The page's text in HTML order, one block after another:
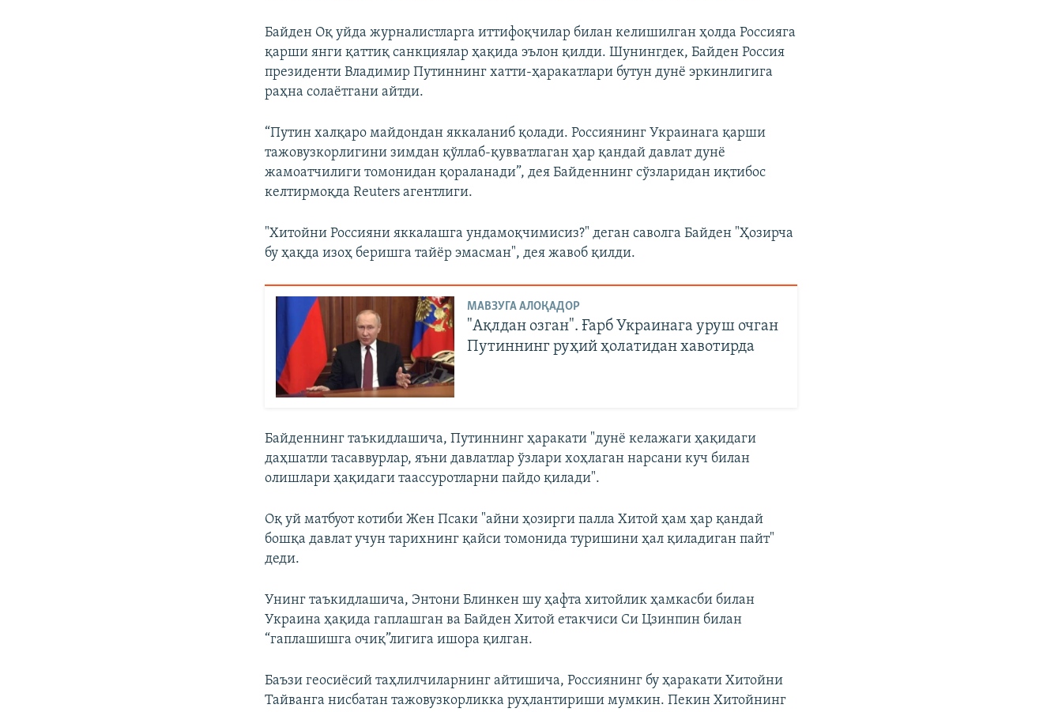
Байден Оқ уйда журналистларга иттифоқчилар билан келишилган ҳолда Россияга
қарши янги қаттиқ санкциялар ҳақида эълон қилди. Шунингдек, Байден Россия
президенти Владимир Путиннинг хатти-ҳаракатлари бутун дунё эркинлигига
раҳна солаётгани айтди.
“Путин халқаро майдондан яккаланиб қолади. Россиянинг Украинага қарши
тажовузкорлигини зимдан қўллаб-қувватлаган ҳар қандай давлат дунё
жамоатчилиги томонидан қораланади”, дея Байденнинг сўзларидан иқтибос
келтирмоқда Reuters агентлиги.
"Хитойни Россияни яккалашга ундамоқчимисиз?" деган саволга Байден "Ҳозирча
бу ҳақда изоҳ беришга тайёр эмасман", дея жавоб қилди.
МАВЗУГА АЛОҚАДОР
"Ақлдан озган". Ғарб Украинага уруш очган
Путиннинг руҳий ҳолатидан хавотирда
Байденнинг таъкидлашича, Путиннинг ҳаракати "дунё келажаги ҳақидаги
даҳшатли тасаввурлар, яъни давлатлар ўзлари хоҳлаган нарсани куч билан
олишлари ҳақидаги таассуротларни пайдо қилади".
Оқ уй матбуот котиби Жен Псаки "айни ҳозирги палла Хитой ҳам ҳар қандай
бошқа давлат учун тарихнинг қайси томонида туришини ҳал қиладиган пайт"
деди.
Унинг таъкидлашича, Энтони Блинкен шу ҳафта хитойлик ҳамкасби билан
Украина ҳақида гаплашган ва Байден Хитой етакчиси Cи Цзинпин билан
“гаплашишга очиқ”лигига ишора қилган.
Баъзи геосиёсий таҳлилчиларнинг айтишича, Россиянинг бу ҳаракати Хитойни
Тайванга нисбатан тажовузкорликка руҳлантириши мумкин. Пекин Хитойнинг